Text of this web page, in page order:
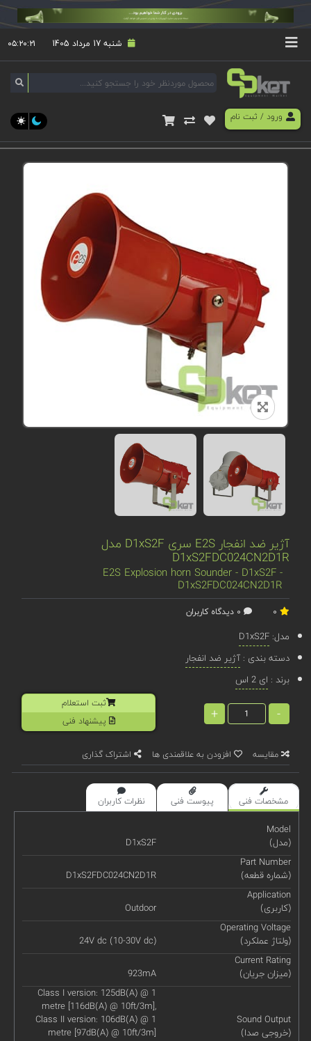
شنبه 17 مرداد 1405 ۰۵:۲۰:۲۱
ورود/ ثبت نام
آژیر ضد انفجار E2S سری D1xS2F مدل
D1xS2FDC024CN2D1R
E2S Explosion horn Sounder - D1xS2F -
D1xS2FDC024CN2D1R
مدل:D1xS2F
دسته بندی :آژیر ضد انفجار
برند : ای 2 اس
-
+
ثبت استعلام
پیشنهاد فنی
مقایسه افزودن به علاقمندی ها اشتراک گذاری
مشخصات فنی پیوست فنی نظرات کاربران
Model
(مدل)
D1xS2F
Part Number
(شماره قطعه)
D1xS2FDC024CN2D1R
Application
(کاربری)
Outdoor
Operating Voltage
(ولتاژ عملکرد)
24V dc (10-30V dc)
Current Rating
(میزان جریان)
923mA
Sound Output
(خروجی صدا)
Class I version: 125dB(A) @ 1
metre [116dB(A) @ 10ft/3m],
Class II version: 106dB(A) @ 1
metre [97dB(A) @ 10ft/3m]